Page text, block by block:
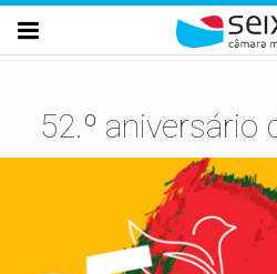
Passar para o conteúdo principal

52.º aniversário